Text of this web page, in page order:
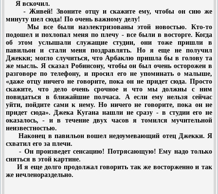
Я вскочил.
- Живей! Звоните отцу и скажите ему, чтобы он сию же
минуту шел сюда! По очень важному делу!
Мы все были наэлектризованы этой новостью. Кто-то
подошел и похлопал меня по плечу - все были в восторге. Когда
об этом услышали служащие студии, они тоже пришли в
павильон и стали меня поздравлять. Но я еще не получил
Джекки; могло случиться, что Арбаклю пришла бы в голову та
же мысль. Я сказал Робинсону, чтобы он был очень осторожен в
разговоре по телефону, и просил его не упоминать о малыше,
«даже отцу ничего не говорите, пока он не придет сюда. Просто
скажите, что дело очень срочное и что мы должны с ним
повидаться в ближайшие полчаса. А если ему нельзя сейчас
уйти, пойдите сами к нему. Но ничего не говорите, пока он не
придет сюда». Джека Кугана нашли не сразу - в студии его не
оказалось, - и в течение двух часов я томился мучительной
неизвестностью.
Наконец в павильон вошел недоумевающий отец Джекки. Я
схватил его за плечи.
- Он произведет сенсацию! Потрясающую! Ему надо только
сняться в этой картине.
И я еще долго продолжал говорить так же восторженно и так
же нечленораздельно.